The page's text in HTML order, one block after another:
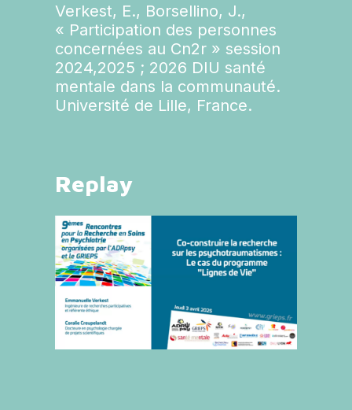
Verkest, E., Borsellino, J.,
« Participation des personnes
concernées au Cn2r » session
2024,2025 ; 2026 DIU santé
mentale dans la communauté.
Université de Lille, France.
Replay